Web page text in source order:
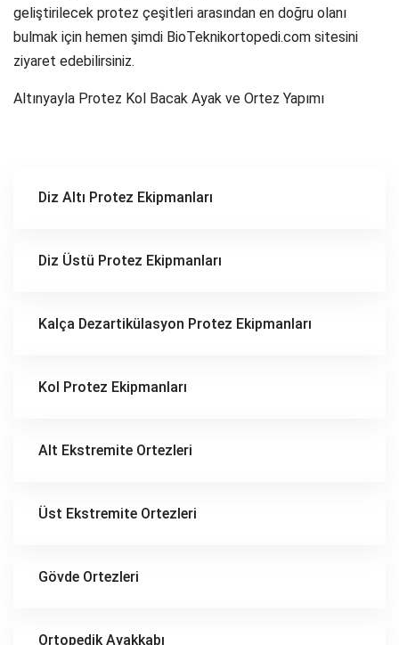
geliştirilecek protez çeşitleri arasından en doğru olanı
bulmak için hemen şimdi BioTeknikortopedi.com sitesini
ziyaret edebilirsiniz.
Altınyayla Protez Kol Bacak Ayak ve Ortez Yapımı
Diz Altı Protez Ekipmanları
Diz Üstü Protez Ekipmanları
Kalça Dezartikülasyon Protez Ekipmanları
Kol Protez Ekipmanları
Alt Ekstremite Ortezleri
Üst Ekstremite Ortezleri
Gövde Ortezleri
Ortopedik Ayakkabı